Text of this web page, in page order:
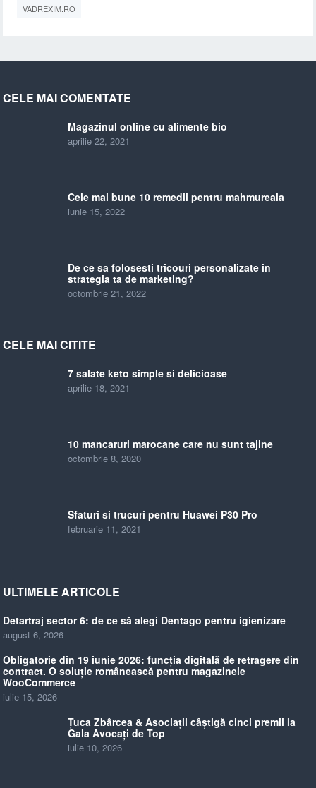
VADREXIM.RO
CELE MAI COMENTATE
Magazinul online cu alimente bio
aprilie 22, 2021
Cele mai bune 10 remedii pentru mahmureala
iunie 15, 2022
De ce sa folosesti tricouri personalizate in
strategia ta de marketing?
octombrie 21, 2022
CELE MAI CITITE
7 salate keto simple si delicioase
aprilie 18, 2021
10 mancaruri marocane care nu sunt tajine
octombrie 8, 2020
Sfaturi si trucuri pentru Huawei P30 Pro
februarie 11, 2021
ULTIMELE ARTICOLE
Detartraj sector 6: de ce să alegi Dentago pentru igienizare
august 6, 2026
Obligatorie din 19 iunie 2026: funcția digitală de retragere din
contract. O soluție românească pentru magazinele
WooCommerce
iulie 15, 2026
Țuca Zbârcea & Asociații câștigă cinci premii la
Gala Avocați de Top
iulie 10, 2026